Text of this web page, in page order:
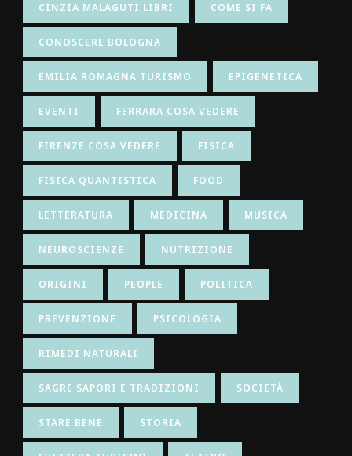
CINZIA MALAGUTI LIBRI COME SI FA
CONOSCERE BOLOGNA
EMILIA ROMAGNA TURISMO EPIGENETICA
EVENTI FERRARA COSA VEDERE
FIRENZE COSA VEDERE FISICA
FISICA QUANTISTICA FOOD
LETTERATURA MEDICINA MUSICA
NEUROSCIENZE NUTRIZIONE
ORIGINI PEOPLE POLITICA
PREVENZIONE PSICOLOGIA
RIMEDI NATURALI
SAGRE SAPORI E TRADIZIONI SOCIETÀ
STARE BENE STORIA